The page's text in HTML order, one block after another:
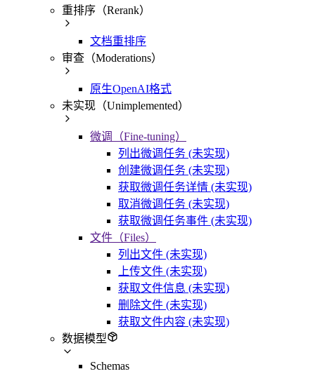
重排序（Rerank）
文档重排序
审查（Moderations）
原生OpenAI格式
未实现（Unimplemented）
微调（Fine-tuning）
列出微调任务 (未实现)
创建微调任务 (未实现)
获取微调任务详情 (未实现)
取消微调任务 (未实现)
获取微调任务事件 (未实现)
文件（Files）
列出文件 (未实现)
上传文件 (未实现)
获取文件信息 (未实现)
删除文件 (未实现)
获取文件内容 (未实现)
数据模型
Schemas